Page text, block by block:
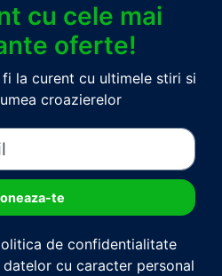
cu cele mai
oferte!
la curent cu ultimele stiri si
croazierelor
de confidentialitate
cu caracter personal